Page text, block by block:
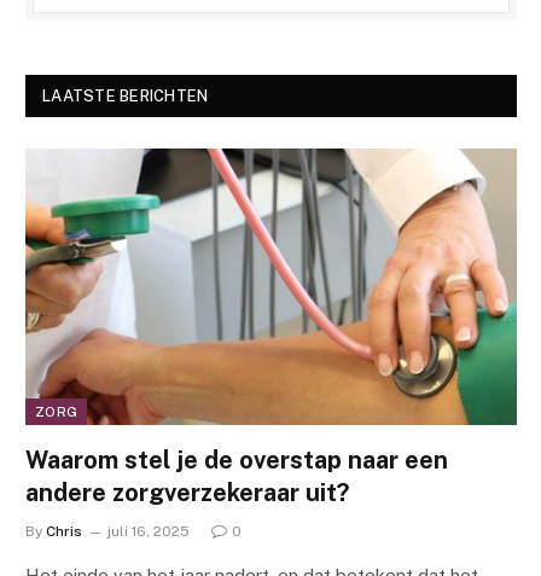
LAATSTE BERICHTEN
ZORG
Waarom stel je de overstap naar een
andere zorgverzekeraar uit?
By Chris juli 16, 2025 0